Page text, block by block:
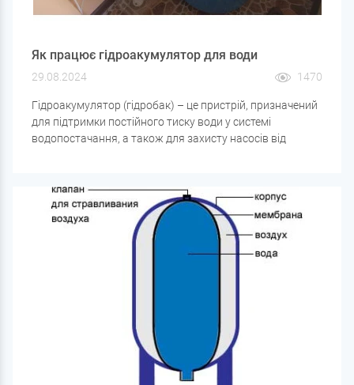
Як працює гідроакумулятор для води
29.08.2024 1470
Гідроакумулятор (гідробак) – це пристрій, призначений
для підтримки постійного тиску води у системі
водопостачання, а також для захисту насосів від
всередині якого знаходиться мембрана або діафрагма,
що розділяє водяну та повітряну камери.